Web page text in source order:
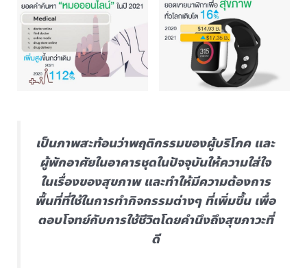
เป็นภาพสะท้อนว่าพฤติกรรมของผู้บริโภค และ
ผู้พักอาศัยในอาคารชุดในปัจจุบันให้ความใส่ใจ
ในเรื่องของสุขภาพ และทำให้มีความต้องการ
พื้นที่ที่ใช้ในการทำกิจกรรมต่างๆ ที่เพิ่มขึ้น เพื่อ
ตอบโจทย์กับการใช้ชีวิตโดยคำนึงถึงสุขภาวะที่
ดี